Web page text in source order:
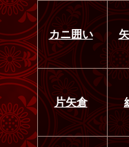
カニ囲い
片矢倉